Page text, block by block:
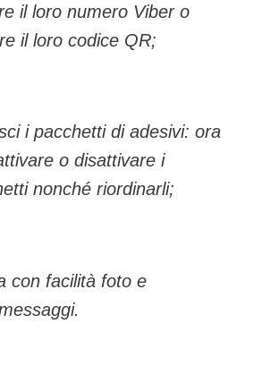
il loro numero Viber o
il loro codice QR;
i pacchetti di adesivi: ora
o disattivare i
nonché riordinarli;
con facilità foto e